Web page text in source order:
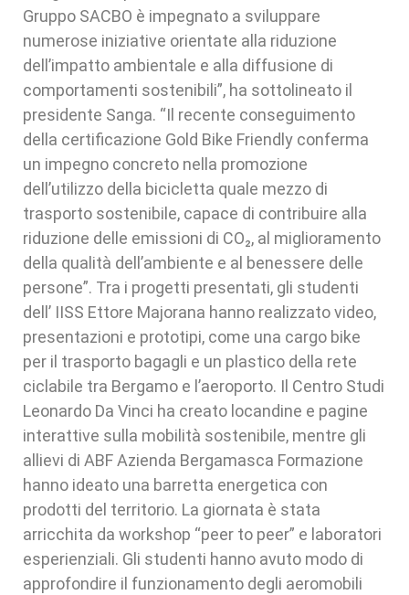
Gruppo SACBO è impegnato a sviluppare
numerose iniziative orientate alla riduzione
dell’impatto ambientale e alla diffusione di
comportamenti sostenibili”, ha sottolineato il
presidente Sanga. “Il recente conseguimento
della certificazione Gold Bike Friendly conferma
un impegno concreto nella promozione
dell’utilizzo della bicicletta quale mezzo di
trasporto sostenibile, capace di contribuire alla
riduzione delle emissioni di CO₂, al miglioramento
della qualità dell’ambiente e al benessere delle
persone”. Tra i progetti presentati, gli studenti
dell’ IISS Ettore Majorana hanno realizzato video,
presentazioni e prototipi, come una cargo bike
per il trasporto bagagli e un plastico della rete
ciclabile tra Bergamo e l’aeroporto. Il Centro Studi
Leonardo Da Vinci ha creato locandine e pagine
interattive sulla mobilità sostenibile, mentre gli
allievi di ABF Azienda Bergamasca Formazione
hanno ideato una barretta energetica con
prodotti del territorio. La giornata è stata
arricchita da workshop “peer to peer” e laboratori
esperienziali. Gli studenti hanno avuto modo di
approfondire il funzionamento degli aeromobili